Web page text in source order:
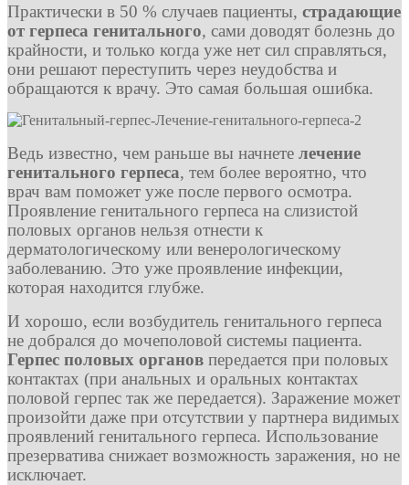
Практически в 50 % случаев пациенты, страдающие
от герпеса генитального, сами доводят болезнь до
крайности, и только когда уже нет сил справляться,
они решают переступить через неудобства и
обращаются к врачу. Это самая большая ошибка.
Ведь известно, чем раньше вы начнете лечение
генитального герпеса, тем более вероятно, что
врач вам поможет уже после первого осмотра.
Проявление генитального герпеса на слизистой
половых органов нельзя отнести к
дерматологическому или венерологическому
заболеванию. Это уже проявление инфекции,
которая находится глубже.
И хорошо, если возбудитель генитального герпеса
не добрался до мочеполовой системы пациента.
Герпес половых органов передается при половых
контактах (при анальных и оральных контактах
половой герпес так же передается). Заражение может
произойти даже при отсутствии у партнера видимых
проявлений генитального герпеса. Использование
презерватива снижает возможность заражения, но не
исключает.